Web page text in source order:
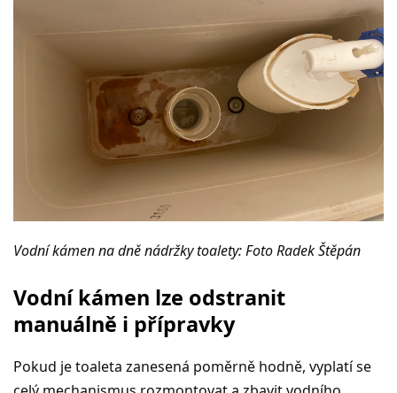
Vodní kámen na dně nádržky toalety: Foto Radek Štěpán
Vodní kámen lze odstranit
manuálně i přípravky
Pokud je toaleta zanesená poměrně hodně, vyplatí se